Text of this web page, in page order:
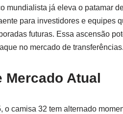
mundialista já eleva o patamar
para investidores e equipes
futuras. Essa ascensão
no mercado de transferências.
Mercado Atual
camisa 32 tem alternado